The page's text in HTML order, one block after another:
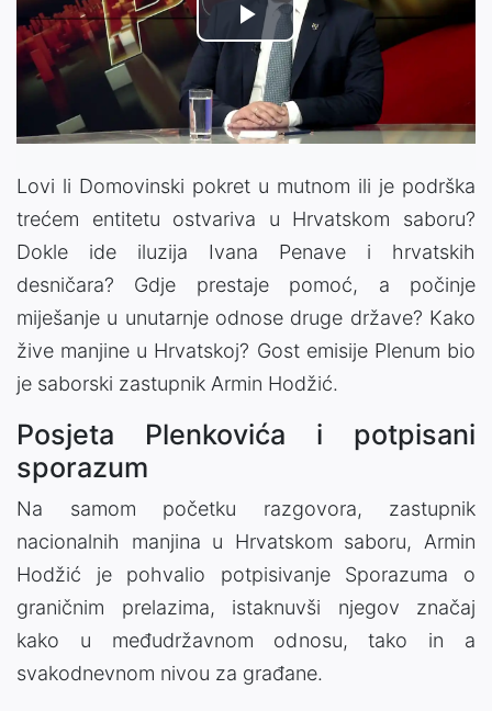
Play
Video
Lovi li Domovinski pokret u mutnom ili je podrška
trećem entitetu ostvariva u Hrvatskom saboru?
Dokle ide iluzija Ivana Penave i hrvatskih
desničara? Gdje prestaje pomoć, a počinje
miješanje u unutarnje odnose druge države? Kako
žive manjine u Hrvatskoj? Gost emisije Plenum bio
je saborski zastupnik Armin Hodžić.
Posjeta Plenkovića i potpisani
sporazum
Na samom početku razgovora, zastupnik
nacionalnih manjina u Hrvatskom saboru, Armin
Hodžić je pohvalio potpisivanje Sporazuma o
graničnim prelazima, istaknuvši njegov značaj
kako u međudržavnom odnosu, tako in a
svakodnevnom nivou za građane.